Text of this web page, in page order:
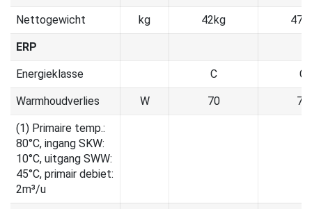
Nettogewicht kg 42kg
ERP
Energieklasse C C
Warmhoudverlies W 70 76
(1) Primaire temp.:
80°C, ingang SKW:
10°C, uitgang SWW:
45°C, primair debiet:
2m³/u